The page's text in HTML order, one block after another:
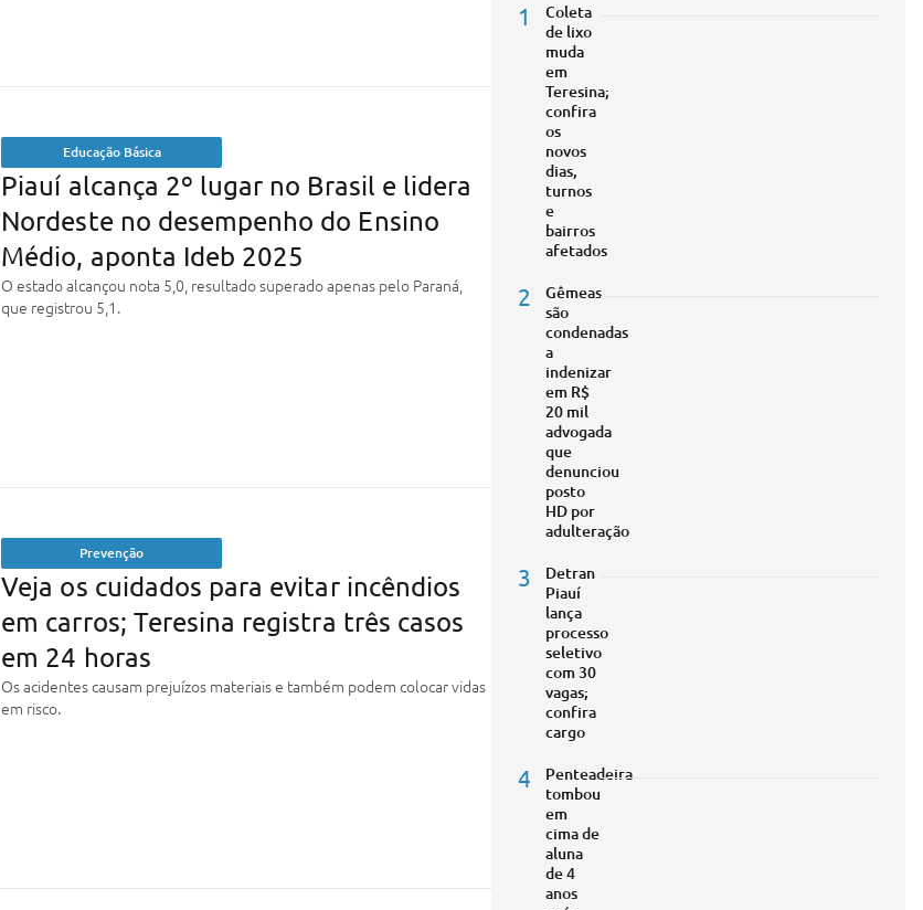
Educação Básica
Piauí alcança 2º lugar no Brasil e lidera
Nordeste no desempenho do Ensino
Médio, aponta Ideb 2025
O estado alcançou nota 5,0, resultado superado apenas pelo Paraná,
que registrou 5,1.
Prevenção
Veja os cuidados para evitar incêndios
em carros; Teresina registra três casos
em 24 horas
Os acidentes causam prejuízos materiais e também podem colocar vidas
em risco.
1
Coleta
de lixo
muda
em
Teresina;
confira
os
novos
dias,
turnos
e
bairros
afetados
2
Gêmeas
são
condenadas
a
indenizar
em R$
20 mil
advogada
que
denunciou
posto
HD por
adulteração
3
Detran
Piauí
lança
processo
seletivo
com 30
vagas;
confira
cargo
4
Penteadeira
tombou
em
cima de
aluna
de 4
anos